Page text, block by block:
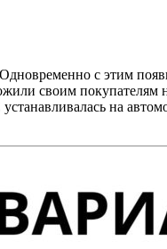
с этим
своим
устанавливалась на